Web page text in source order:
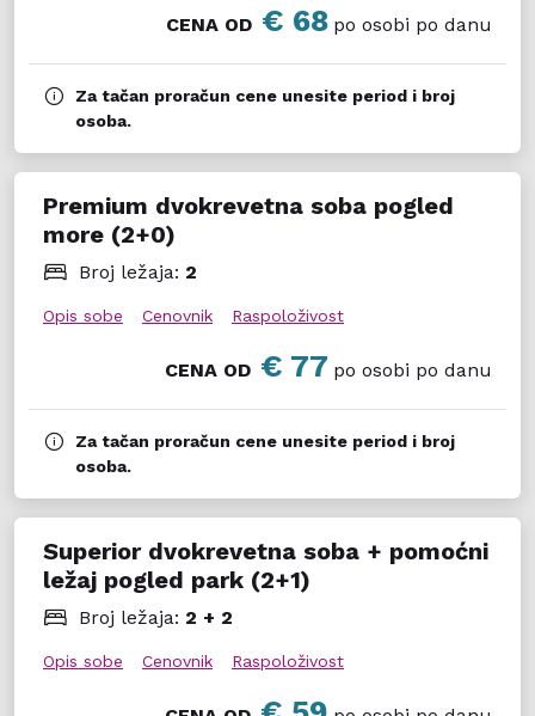
Hotel poseduje privatan parking koji je moguć na licu
mesta (rezervacija nije neophodna) i naplaćuje se 10
EUR po danu.
CENA OD € 68 po osobi po danu
Za tačan proračun cene unesite period i broj
osoba.
Premium dvokrevetna soba pogled
more (2+0)
Broj ležaja: 2
Opis sobe Cenovnik Raspoloživost
CENA OD € 77 po osobi po danu
Za tačan proračun cene unesite period i broj
osoba.
Superior dvokrevetna soba + pomoćni
ležaj pogled park (2+1)
Broj ležaja: 2 + 2
Opis sobe Cenovnik Raspoloživost